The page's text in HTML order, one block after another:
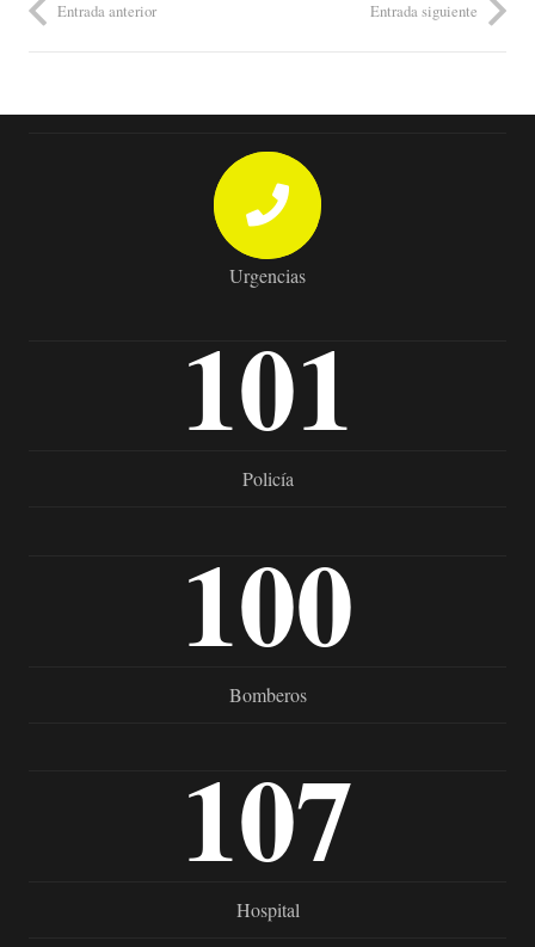
Entrada anterior Entrada siguiente
Urgencias
101
Policía
100
Bomberos
107
Hospital